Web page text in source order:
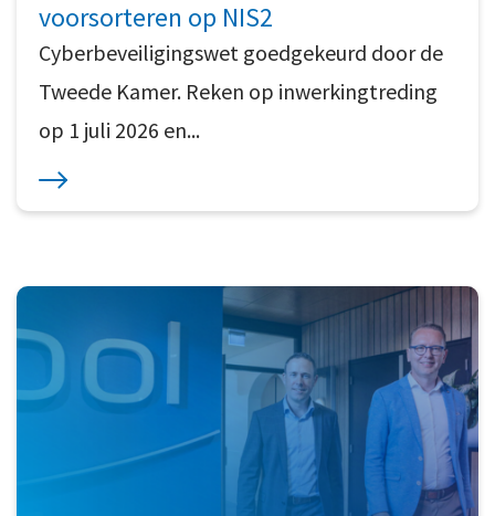
voorsorteren op NIS2
Cyberbeveiligingswet goedgekeurd door de
Tweede Kamer. Reken op inwerkingtreding
op 1 juli 2026 en...